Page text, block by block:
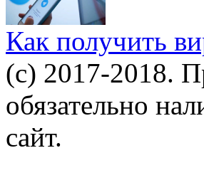
Как получить
(c) 2017-2018.
обязательно
сайт.